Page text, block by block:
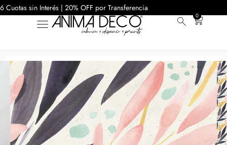
6 Cuotas sin Interés | 20% OFF por Transferencia
0